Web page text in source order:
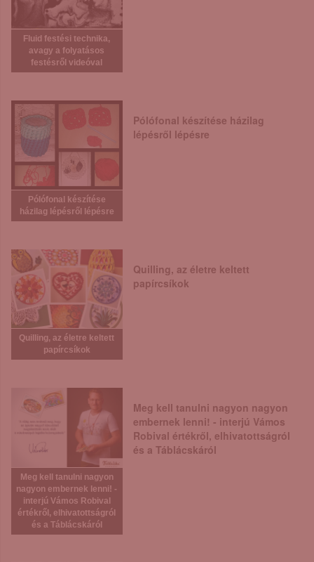
Fluid festési technika,
avagy a folyatásos
festésről videóval
Pólófonal készítése
házilag lépésről lépésre
Pólófonal készítése házilag
lépésről lépésre
Quilling, az életre keltett
papírcsíkok
Quilling, az életre keltett
papírcsíkok
Meg kell tanulni nagyon
nagyon embernek lenni! -
interjú Vámos Robival
értékről, elhivatottságról
és a Táblácskáról
Meg kell tanulni nagyon nagyon
embernek lenni! - interjú Vámos
Robival értékről, elhivatottságról
és a Táblácskáról